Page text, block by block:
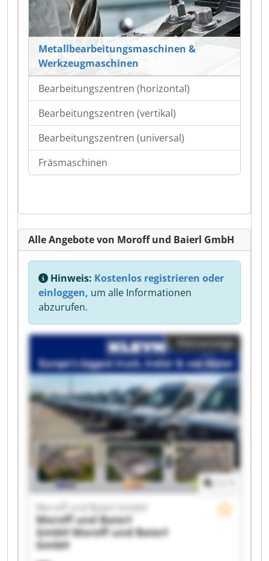
Metallbearbeitungsmaschinen &
Werkzeugmaschinen
Bearbeitungszentren (horizontal)
Bearbeitungszentren (vertikal)
Bearbeitungszentren (universal)
Fräsmaschinen
Alle Angebote von Moroff und Baierl GmbH
Hinweis: Kostenlos registrieren oder
einloggen, um alle Informationen
abzurufen.
Kleinanzeige
Moroff und Baierl GmbH
Moroff und Baierl
GmbHMoroff und Baierl
GmbH